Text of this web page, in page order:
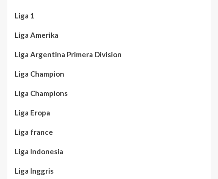
Liga 1
Liga Amerika
Liga Argentina Primera Division
Liga Champion
Liga Champions
Liga Eropa
Liga france
Liga Indonesia
Liga Inggris